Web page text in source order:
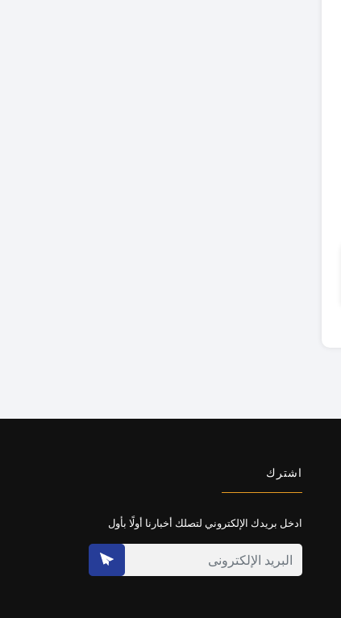
اشترك
ادخل بريدك الإلكتروني لتصلك أخبارنا أولًا بأول